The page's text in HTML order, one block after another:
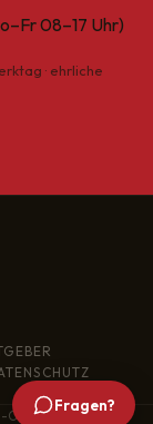
Fragen?
08–17 Uhr)
· ehrliche
Oec. Markus